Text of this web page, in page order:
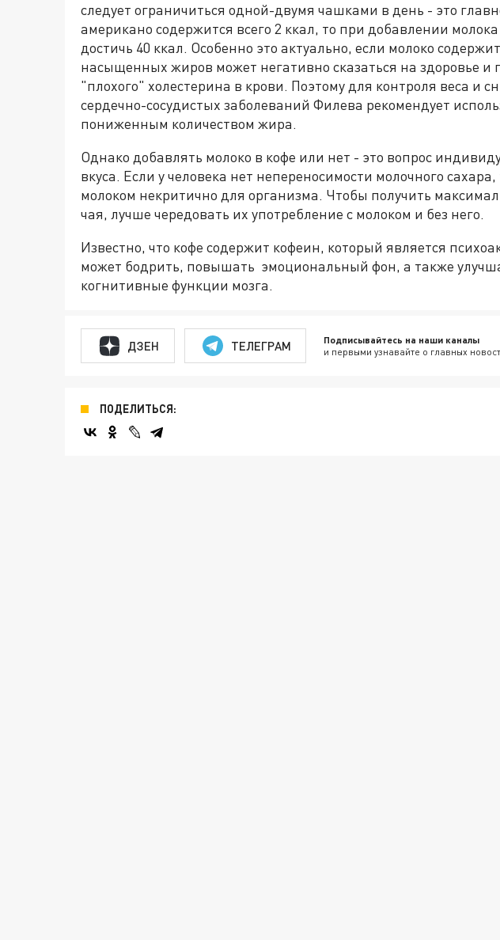
следует ограничиться одной-двумя чашками в день - это
американо содержится всего 2 ккал, то при добавлении
достичь 40 ккал. Особенно это актуально, если молоко
насыщенных жиров может негативно сказаться на здоровье и
"плохого" холестерина в крови. Поэтому для контроля веса и
сердечно-сосудистых заболеваний Филева рекомендует
пониженным количеством жира.
Однако добавлять молоко в кофе или нет - это вопрос
вкуса. Если у человека нет непереносимости молочного
молоком некритично для организма. Чтобы получить
чая, лучше чередовать их употребление с молоком и без него.
Известно, что кофе содержит кофеин, который является
может бодрить, повышать эмоциональный фон, а также
когнитивные функции мозга.
ДЗЕН ТЕЛЕГРАМ Подписывайтесь на наши каналы
и первыми узнавайте о главных
ПОДЕЛИТЬСЯ: